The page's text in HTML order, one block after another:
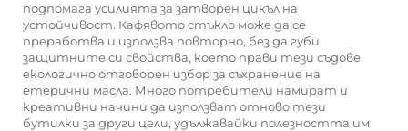
подпомага усилията за затворен цикъл на
устойчивост. Кафявото стъкло може да се
преработва и използва повторно, без да губи
защитните си свойства, което прави тези съдове
екологично отговорен избор за съхранение на
етерични масла. Много потребители намират и
креативни начини да използват отново тези
бутилки за други цели, удължавайки полезността им